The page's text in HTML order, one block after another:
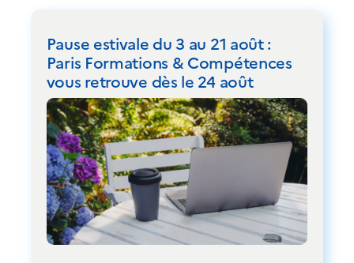
Pause estivale du 3 au 21 août :
Paris Formations & Compétences
vous retrouve dès le 24 août